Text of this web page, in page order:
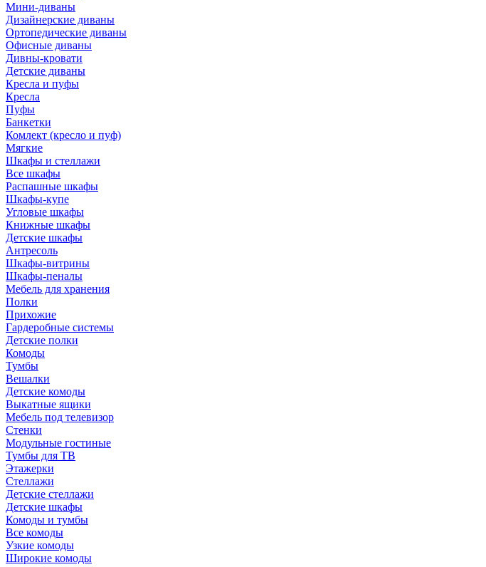
Мини-диваны
Дизайнерские диваны
Ортопедические диваны
Офисные диваны
Дивны-кровати
Детские диваны
Кресла и пуфы
Кресла
Пуфы
Банкетки
Комлект (кресло и пуф)
Мягкие
Шкафы и стеллажи
Все шкафы
Распашные шкафы
Шкафы-купе
Угловые шкафы
Книжные шкафы
Детские шкафы
Антресоль
Шкафы-витрины
Шкафы-пеналы
Мебель для хранения
Полки
Прихожие
Гардеробные системы
Детские полки
Комоды
Тумбы
Вешалки
Детские комоды
Выкатные ящики
Мебель под телевизор
Стенки
Модульные гостиные
Тумбы для ТВ
Этажерки
Стеллажи
Детские стеллажи
Детские шкафы
Комоды и тумбы
Все комоды
Узкие комоды
Широкие комоды